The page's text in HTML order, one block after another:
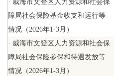
· 威海市文登区人力资源和社会保
障局社会保险基金收支和运行等
情况（2026年1-3月）
· 威海市文登区人力资源和社会保
障局社会保险参保和待遇发放等
情况（2026年1-3月）